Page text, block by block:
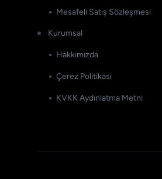
Mesafeli Satış Sözleşmesi
Kurumsal
Hakkımızda
Çerez Politikası
KVKK Aydınlatma Metni